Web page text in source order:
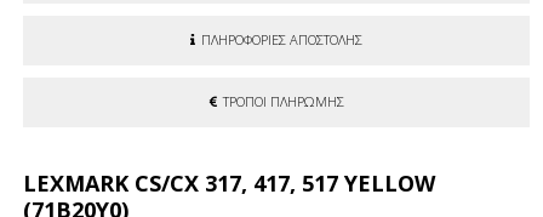
ΠΛΗΡΟΦΟΡΙΕΣ ΑΠΟΣΤΟΛΗΣ
ΤΡΟΠΟΙ ΠΛΗΡΩΜΗΣ
LEXMARK CS/CX 317, 417, 517 YELLOW
(71B20Y0)